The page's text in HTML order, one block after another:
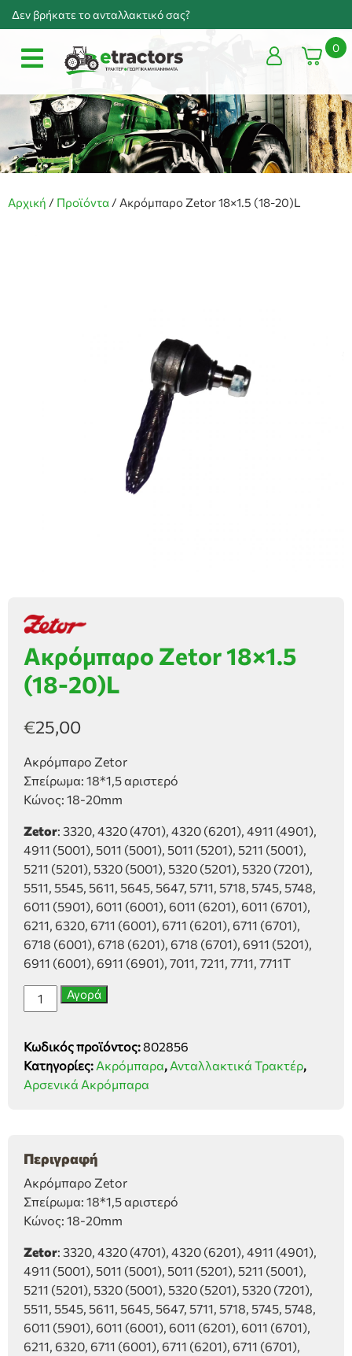
Δεν βρήκατε το ανταλλακτικό σας?
0
Αρχική / Προϊόντα / Ακρόμπαρο Zetor 18×1.5 (18-20)L
Ακρόμπαρο Zetor 18×1.5
(18-20)L
€25,00
Ακρόμπαρο Zetor
Σπείρωμα: 18*1,5 αριστερό
Κώνος: 18-20mm
Zetor: 3320, 4320 (4701), 4320 (6201), 4911 (4901),
4911 (5001), 5011 (5001), 5011 (5201), 5211 (5001),
5211 (5201), 5320 (5001), 5320 (5201), 5320 (7201),
5511, 5545, 5611, 5645, 5647, 5711, 5718, 5745, 5748,
6011 (5901), 6011 (6001), 6011 (6201), 6011 (6701),
6211, 6320, 6711 (6001), 6711 (6201), 6711 (6701),
6718 (6001), 6718 (6201), 6718 (6701), 6911 (5201),
6911 (6001), 6911 (6901), 7011, 7211, 7711, 7711T
Ακρόμπαρο
Zetor
(18-
20)L
ποσότητα
Αγορά
Κωδικός προϊόντος:802856
Κατηγορίες: Ακρόμπαρα, Ανταλλακτικά Τρακτέρ,
Αρσενικά Ακρόμπαρα
Περιγραφή
Ακρόμπαρο Zetor
Σπείρωμα: 18*1,5 αριστερό
Κώνος: 18-20mm
Zetor: 3320, 4320 (4701), 4320 (6201), 4911 (4901),
4911 (5001), 5011 (5001), 5011 (5201), 5211 (5001),
5211 (5201), 5320 (5001), 5320 (5201), 5320 (7201),
5511, 5545, 5611, 5645, 5647, 5711, 5718, 5745, 5748,
6011 (5901), 6011 (6001), 6011 (6201), 6011 (6701),
6211, 6320, 6711 (6001), 6711 (6201), 6711 (6701),